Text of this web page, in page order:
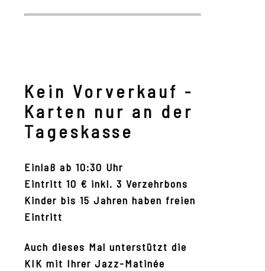
Kein Vorverkauf -
Karten nur an der
Tageskasse
Einlaß ab 10:30 Uhr
Eintritt 10 € inkl. 3 Verzehrbons
Kinder bis 15 Jahren haben freien
Eintritt
Auch dieses Mal unterstützt die
KIK mit Ihrer Jazz-Matinée